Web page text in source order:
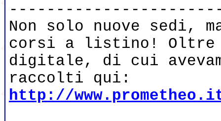
Non solo nuove sedi,
corsi a listino!
digitale, di cui
raccolti qui:
http://